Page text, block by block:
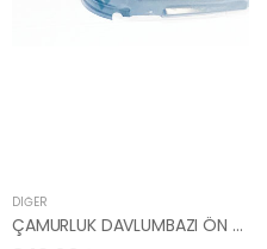
DIĞER
ÇAMURLUK DAVLUMBAZI ÖN SOL SORENTO 02-08 86811-3E000-YS